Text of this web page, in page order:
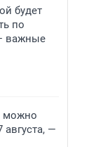
будет
по
важные
можно
августа, —